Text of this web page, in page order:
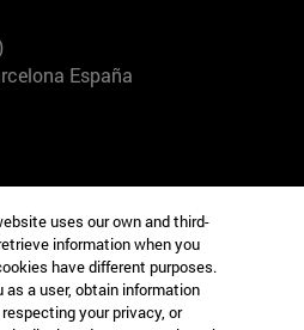
España
Nueva York EE.UU
uses our own and third-
information when you
have different purposes.
a user, obtain information
your privacy, or